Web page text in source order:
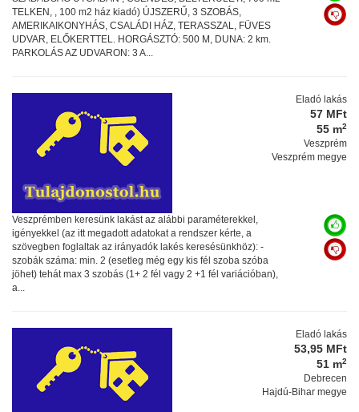
TELKEN, , 100 m2 ház kiadó) ÚJSZERŰ, 3 SZOBÁS,
AMERIKAIKONYHÁS, CSALÁDI HÁZ, TERASSZAL, FÜVES
UDVAR, ELŐKERTTEL. HORGÁSZTÓ: 500 M, DUNA: 2 km.
PARKOLÁS AZ UDVARON: 3 A...
Eladó lakás
57 MFt
55 m2
Veszprém
Veszprém megye
Veszprémben keresünk lakást az alábbi paraméterekkel,
igényekkel (az itt megadott adatokat a rendszer kérte, a
szövegben foglaltak az irányadók lakés keresésünkhöz): -
szobák száma: min. 2 (esetleg még egy kis fél szoba szóba
jöhet) tehát max 3 szobás (1+ 2 fél vagy 2 +1 fél variációban),
a...
Eladó lakás
53,95 MFt
51 m2
Debrecen
Hajdú-Bihar megye